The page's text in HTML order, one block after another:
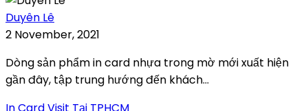
Duyên Lê
2 November, 2021
Dòng sản phẩm in card nhựa trong mờ mới xuất hiện
gần đây, tập trung hướng đến khách...